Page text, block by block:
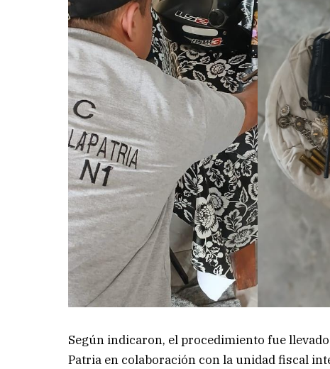
Según indicaron, el procedimiento fue
Patria en colaboración con la unidad fiscal